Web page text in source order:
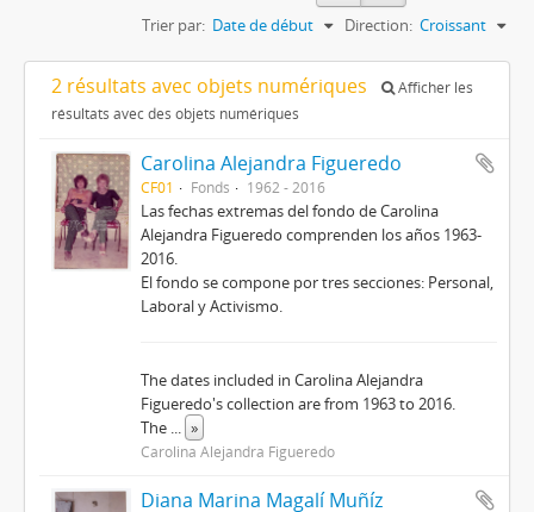
Trier par: Date de début Direction: Croissant
2 résultats avec objets numériques
Afficher les
résultats avec des objets numériques
Carolina Alejandra Figueredo
CF01 Fonds 1962 - 2016
Las fechas extremas del fondo de Carolina
Alejandra Figueredo comprenden los años 1963-
2016.
El fondo se compone por tres secciones: Personal,
Laboral y Activismo.
The dates included in Carolina Alejandra
Figueredo's collection are from 1963 to 2016.
The ... »
Carolina Alejandra Figueredo
Diana Marina Magalí Muñíz